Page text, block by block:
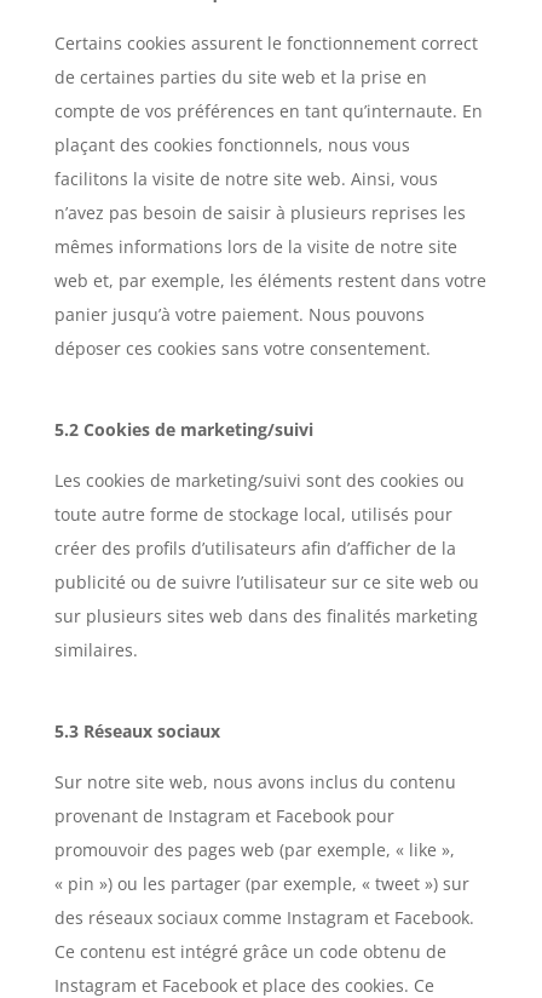
Certains cookies assurent le fonctionnement correct
de certaines parties du site web et la prise en
compte de vos préférences en tant qu’internaute. En
plaçant des cookies fonctionnels, nous vous
facilitons la visite de notre site web. Ainsi, vous
n’avez pas besoin de saisir à plusieurs reprises les
mêmes informations lors de la visite de notre site
web et, par exemple, les éléments restent dans votre
panier jusqu’à votre paiement. Nous pouvons
déposer ces cookies sans votre consentement.
5.2 Cookies de marketing/suivi
Les cookies de marketing/suivi sont des cookies ou
toute autre forme de stockage local, utilisés pour
créer des profils d’utilisateurs afin d’afficher de la
publicité ou de suivre l’utilisateur sur ce site web ou
sur plusieurs sites web dans des finalités marketing
similaires.
5.3 Réseaux sociaux
Sur notre site web, nous avons inclus du contenu
provenant de Instagram et Facebook pour
promouvoir des pages web (par exemple, « like »,
« pin ») ou les partager (par exemple, « tweet ») sur
des réseaux sociaux comme Instagram et Facebook.
Ce contenu est intégré grâce un code obtenu de
Instagram et Facebook et place des cookies. Ce